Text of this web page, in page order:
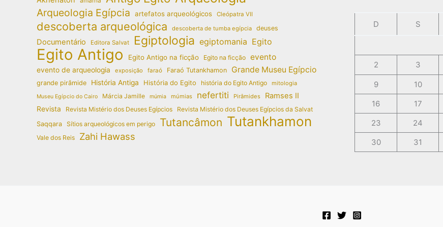
Arqueologia Egípcia artefatos arqueológicos Cleópatra VII
descoberta arqueológica descoberta de tumba egípcia deuses
Documentário Editora Salvat Egiptologia egiptomania Egito
Egito Antigo Egito Antigo na ficção Egito na ficção evento
evento de arqueologia exposição faraó Faraó Tutankhamon Grande Museu Egípcio
grande pirâmide História Antiga História do Egito história do Egito Antigo mitologia
Museu Egípcio do Cairo Márcia Jamille múmia múmias nefertiti Pirâmides Ramses II
Revista Revista Mistério dos Deuses Egípcios
Revista Mistério dos Deuses Egípcios da Salvat
Saqqara Sítios arqueológicos em perigo Tutancâmon Tutankhamon
Vale dos Reis Zahi Hawass
D S
2
3
9 10
16
17
23
24
30
31